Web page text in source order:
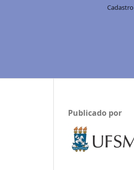
Cadastro
Publicado por